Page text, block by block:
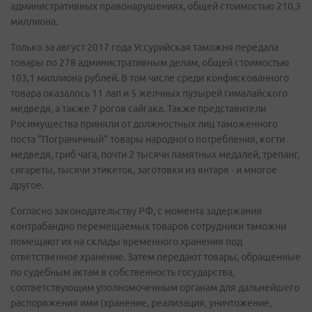
административных правонарушениях, общей стоимостью 210,3
миллиона.
Только за август 2017 года Уссурийская таможня передала
товары по 278 административным делам, общей стоимостью
103,1 миллиона рублей. В том числе среди конфискованного
товара оказалось 11 лап и 5 желчных пузырей гималайского
медведя, а также 7 рогов сайгака. Также представители
Росимущества приняли от должностных лиц таможенного
поста "Пограничный" товары народного потребления, когти
медведя, гриб чага, почти 2 тысячи памятных медалей, трепанг,
сигареты, тысячи этикеток, заготовки из янтаря - и многое
другое.
Согласно законодательству РФ, с момента задержания
контрабандно перемещаемых товаров сотрудники таможни
помещают их на склады временного хранения под
ответственное хранение. Затем передают товары, обращенные
по судебным актам в собственность государства,
соответствующим уполномоченным органам для дальнейшего
распоряжения ими (хранение, реализация, уничтожение,